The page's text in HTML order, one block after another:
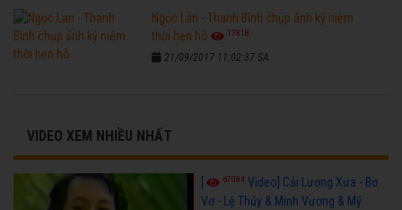
Ngọc Lan - Thanh Bình chụp ảnh kỷ niệm
thời hẹn hò
17818
21/09/2017 11:02:37 SA
VIDEO XEM NHIỀU NHẤT
[ 67084 Video] Cải Lương Xưa - Bơ
Vơ - Lệ Thủy & Minh Vương & Mỹ